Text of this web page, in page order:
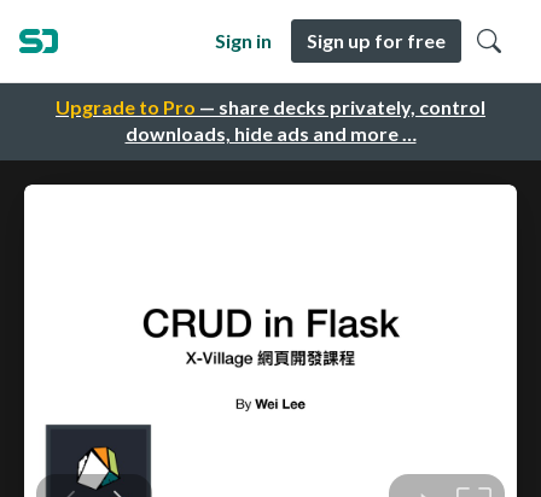
Upgrade to Pro — share decks privately, control
downloads, hide ads and more …
Sign in Sign up for free